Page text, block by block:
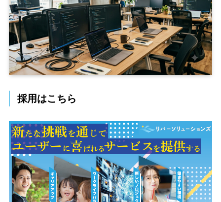
採用はこちら